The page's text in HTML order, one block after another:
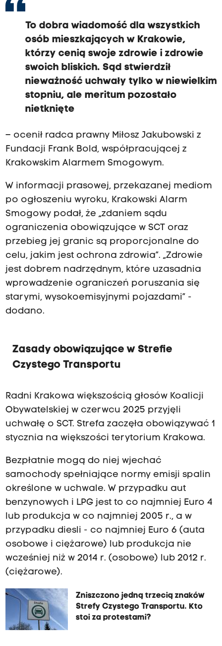
To dobra wiadomość dla wszystkich
osób mieszkających w Krakowie,
którzy cenią swoje zdrowie i zdrowie
swoich bliskich. Sąd stwierdził
nieważność uchwały tylko w niewielkim
stopniu, ale meritum pozostało
nietknięte
– ocenił radca prawny Miłosz Jakubowski z
Fundacji Frank Bold, współpracującej z
Krakowskim Alarmem Smogowym.
W informacji prasowej, przekazanej mediom
po ogłoszeniu wyroku, Krakowski Alarm
Smogowy podał, że „zdaniem sądu
ograniczenia obowiązujące w SCT oraz
przebieg jej granic są proporcjonalne do
celu, jakim jest ochrona zdrowia”. „Zdrowie
jest dobrem nadrzędnym, które uzasadnia
wprowadzenie ograniczeń poruszania się
starymi, wysokoemisyjnymi pojazdami” -
dodano.
Zasady obowiązujące w Strefie
Czystego Transportu
Radni Krakowa większością głosów Koalicji
Obywatelskiej w czerwcu 2025 przyjęli
uchwałę o SCT. Strefa zaczęła obowiązywać 1
stycznia na większości terytorium Krakowa.
Bezpłatnie mogą do niej wjechać
samochody spełniające normy emisji spalin
określone w uchwale. W przypadku aut
benzynowych i LPG jest to co najmniej Euro 4
lub produkcja w co najmniej 2005 r., a w
przypadku diesli - co najmniej Euro 6 (auta
osobowe i ciężarowe) lub produkcja nie
wcześniej niż w 2014 r. (osobowe) lub 2012 r.
(ciężarowe).
Zniszczono jedną trzecią znaków
Strefy Czystego Transportu. Kto
stoi za protestami?